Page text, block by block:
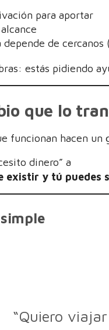
para aportar
depende de
estás pidiendo
que lo
funcionan hacen un
dinero” a
existir y tú puedes
“Quiero